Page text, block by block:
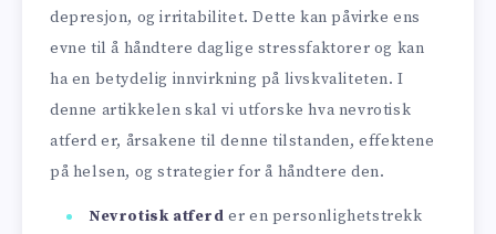
depresjon, og irritabilitet. Dette kan påvirke ens
evne til å håndtere daglige stressfaktorer og kan
ha en betydelig innvirkning på livskvaliteten. I
denne artikkelen skal vi utforske hva nevrotisk
atferd er, årsakene til denne tilstanden, effektene
på helsen, og strategier for å håndtere den.
Nevrotisk atferd er en personlighetstrekk